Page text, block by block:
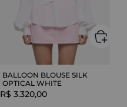
BALLOON BLOUSE SILK
OPTICAL WHITE
R$ 3.320,00